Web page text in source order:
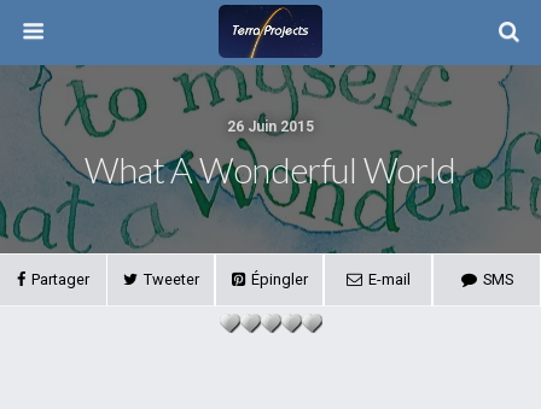
26 Juin 2015
What A Wonderful World
Partager Tweeter Épingler E-mail SMS